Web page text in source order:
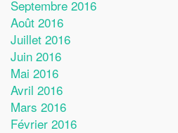
Septembre 2016
Août 2016
Juillet 2016
Juin 2016
Mai 2016
Avril 2016
Mars 2016
Février 2016